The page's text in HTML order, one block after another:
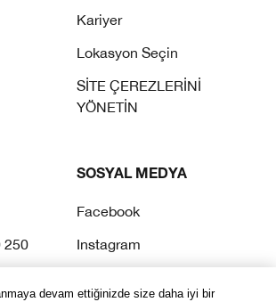
Kariyer
Lokasyon Seçin
SİTE ÇEREZLERİNİ
YÖNETİN
250
SOSYAL MEDYA
Facebook
Instagram
devam ettiğinizde size daha iyi bir